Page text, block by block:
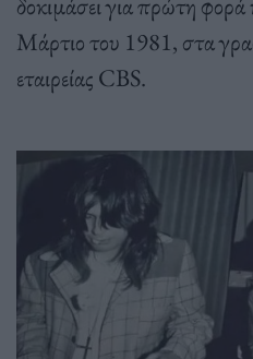
Μάρτιο του 1981, στα
εταιρείας CBS.